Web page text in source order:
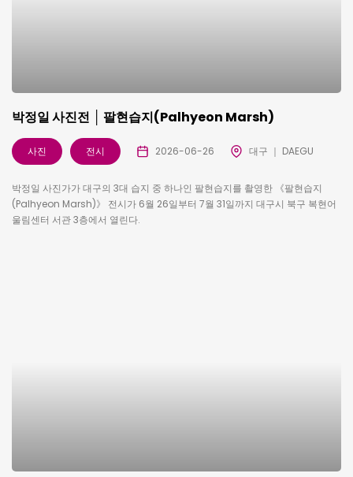
박정일 사진전 │ 팔현습지(Palhyeon Marsh)
사진 전시 2026-06-26 대구 ｜ DAEGU
박정일 사진가가 대구의 3대 습지 중 하나인 팔현습지를 촬영한 《팔현습지
(Palhyeon Marsh)》 전시가 6월 26일부터 7월 31일까지 대구시 북구 복현어
울림센터 서관 3층에서 열린다.